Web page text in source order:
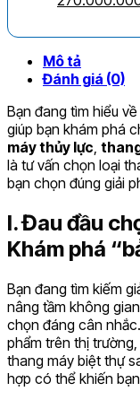
là:
Mô tả
Đánh giá (0)
Bạn đang tìm hiểu về
giúp bạn khám phá
máy thủy lực
là tư vấn chọn loại
bạn chọn đúng giải
I. Đau đầu
Khám phá
Bạn đang tìm kiếm
nâng tầm không
chọn đáng cân
phẩm trên thị
thang máy biệt thự
hợp có thể khiến